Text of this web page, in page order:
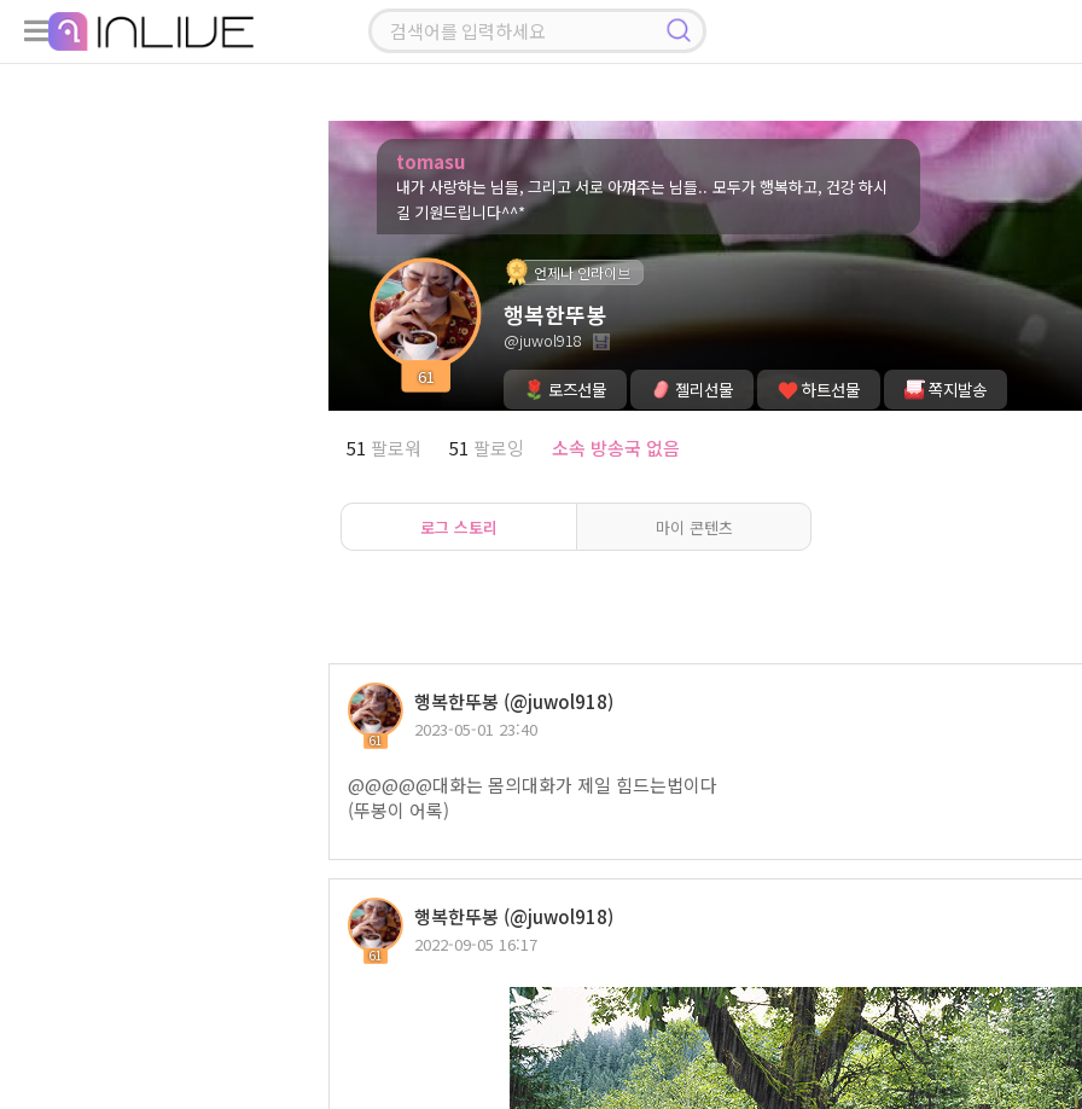
tomasu
내가 사랑하는 님들, 그리고 서로 아껴주는 님들.. 모두가 행복하고, 건강 하시
길 기원드립니다^^*
61
언제나 인라이브
행복한뚜봉
@juwol918
로즈선물 젤리선물 하트선물 쪽지발송
51 팔로워 51 팔로잉 소속 방송국 없음
로그 스토리 마이 콘텐츠
61
행복한뚜봉 (@juwol918)
2023-05-01 23:40
@@@@@대화는 몸의대화가 제일 힘드는법이다
(뚜봉이 어록)
61
행복한뚜봉 (@juwol918)
2022-09-05 16:17